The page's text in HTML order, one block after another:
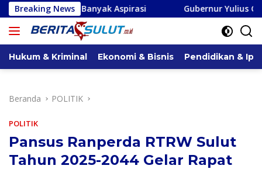
Langsung
ke
konten
Breaking News
Aspirasi Gubernur Yulius Geser Femmy Suluh
Hukum & Kriminal Ekonomi & Bisnis Pendidikan &
Beranda POLITIK
POLITIK
Pansus Ranperda RTRW Sulut
Tahun 2025-2044 Gelar Rapat